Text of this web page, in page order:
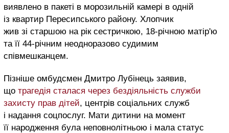
виявлено в пакеті в морозильній камері в одній
із квартир Пересипського району. Хлопчик
жив зі старшою на рік сестричкою, 18-річною матір'ю
та її 44-річним неодноразово судимим
співмешканцем.
Пізніше омбудсмен Дмитро Лубінець заявив,
що трагедія сталася через бездіяльність служби
захисту прав дітей, центрів соціальних служб
і надання соцпослуг. Мати дитини на момент
її народження була неповнолітньою і мала статус